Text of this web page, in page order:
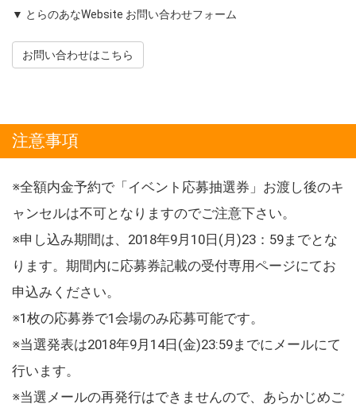
▼ とらのあなWebsite お問い合わせフォーム
お問い合わせはこちら
注意事項
※全額内金予約で「イベント応募抽選券」お渡し後のキ
ャンセルは不可となりますのでご注意下さい。
※申し込み期間は、2018年9月10日(月)23：59までとな
ります。期間内に応募券記載の受付専用ページにてお
申込みください。
※1枚の応募券で1会場のみ応募可能です。
※当選発表は2018年9月14日(金)23:59までにメールにて
行います。
※当選メールの再発行はできませんので、あらかじめご